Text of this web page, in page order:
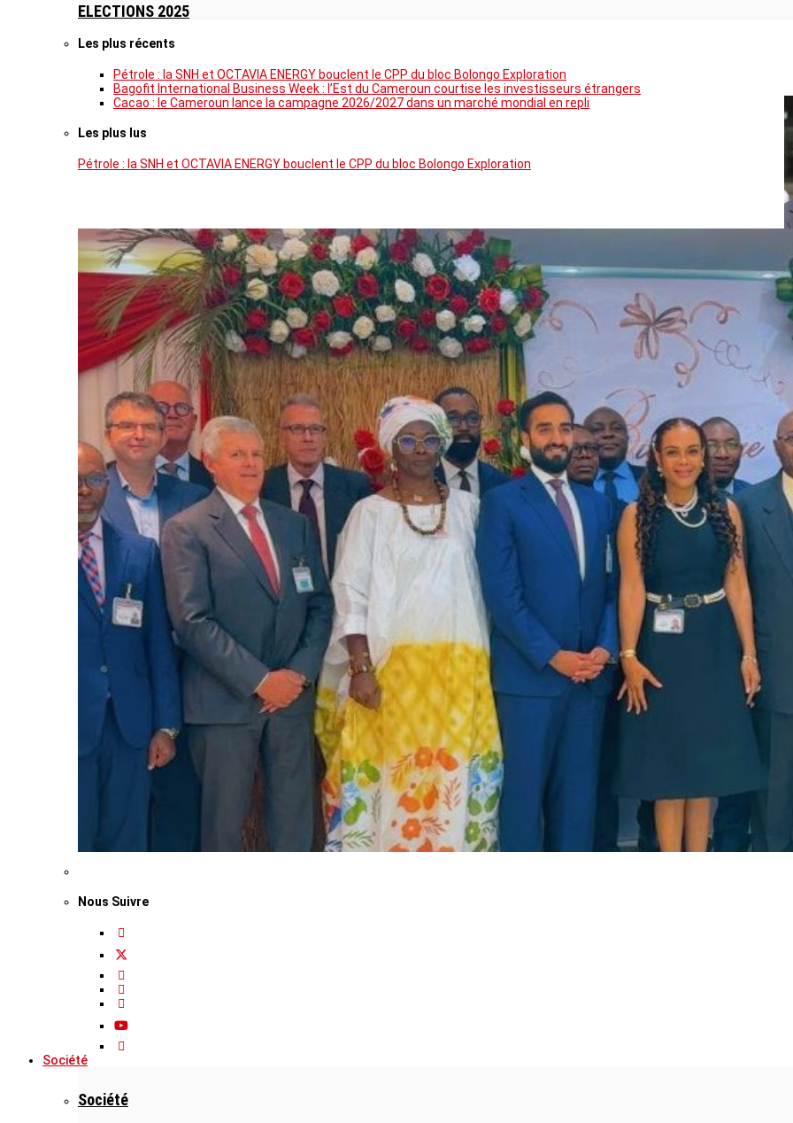
ELECTIONS 2025
Les plus récents
Pétrole : la SNH et OCTAVIA ENERGY bouclent le CPP du bloc Bolongo Exploration
Bagofit International Business Week : l’Est du Cameroun courtise les investisseurs étrangers
Cacao : le Cameroun lance la campagne 2026/2027 dans un marché mondial en repli
Les plus lus
Pétrole : la SNH et OCTAVIA ENERGY bouclent le CPP du bloc Bolongo Exploration
Nous Suivre
Société
Société